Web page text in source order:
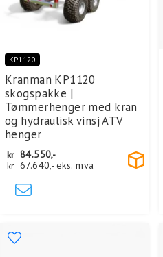
KP1120
Kranman KP1120
skogspakke |
Tømmerhenger med kran
og hydraulisk vinsj ATV
henger
kr 84.550,-
kr 67.640,- eks. mva